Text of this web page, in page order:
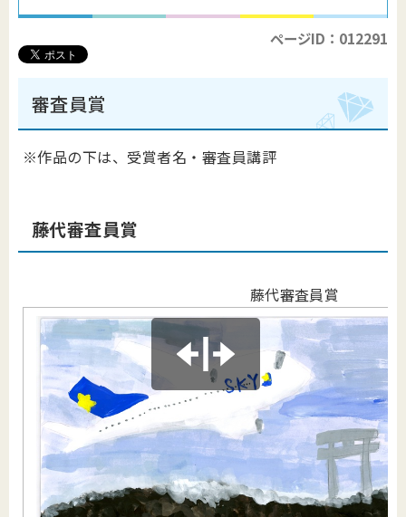
ページID：012291
審査員賞
※作品の下は、受賞者名・審査員講評
藤代審査員賞
藤代審査員賞